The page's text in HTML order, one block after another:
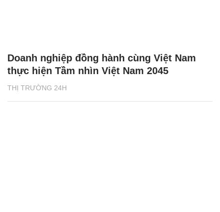
THỊ TRƯỜNG 24H
Doanh nghiệp đồng hành cùng Việt Nam
thực hiện Tầm nhìn Việt Nam 2045